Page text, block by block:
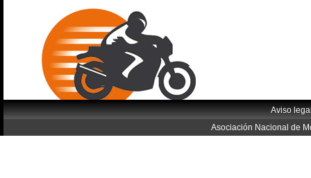
Aviso
Asociación Nacional de